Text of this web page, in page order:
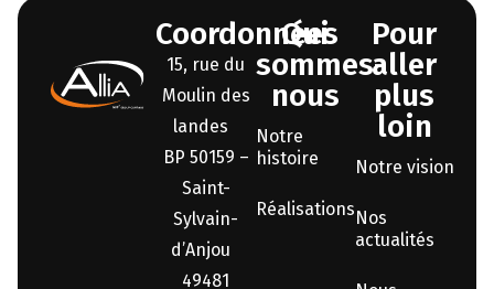
Coordonnées
15, rue du
Moulin des
landes
BP 50159 –
Saint-
Sylvain-
d’Anjou
49481
Qui
sommes-
nous
Notre
histoire
Réalisations
Pour
aller
plus
loin
Notre vision
Nos
actualités